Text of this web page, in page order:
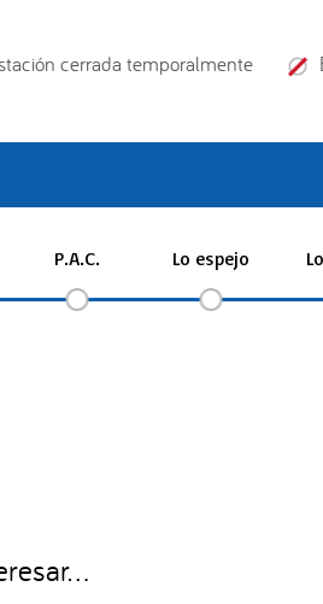
cerrada temporalmente
P.A.C. Lo espejo